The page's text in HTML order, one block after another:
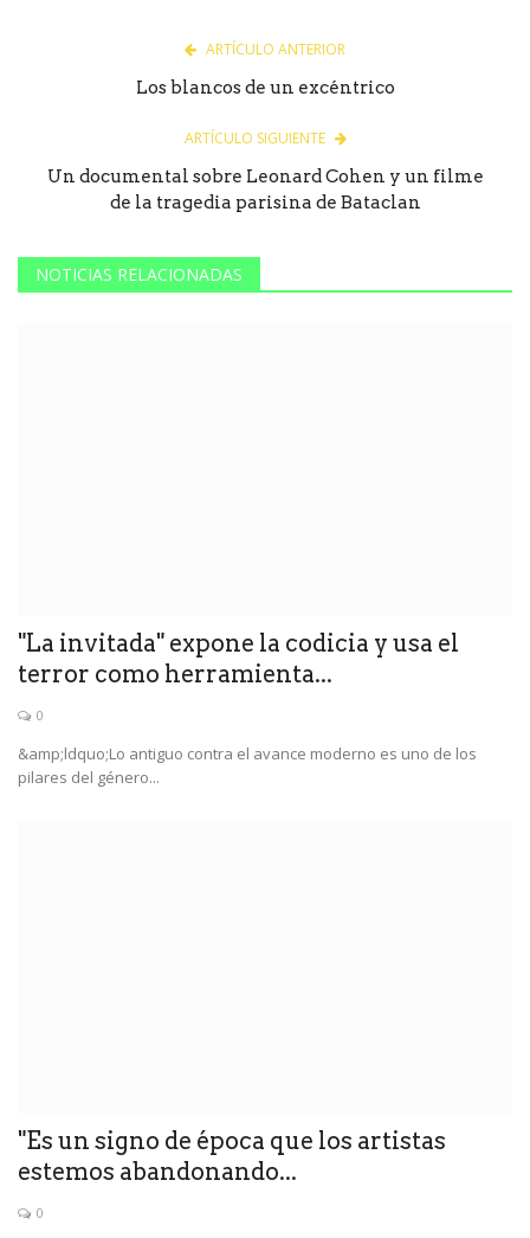
ARTÍCULO ANTERIOR
Los blancos de un excéntrico
ARTÍCULO SIGUIENTE
Un documental sobre Leonard Cohen y un filme
de la tragedia parisina de Bataclan
NOTICIAS RELACIONADAS
"La invitada" expone la codicia y usa el
terror como herramienta...
0
&amp;ldquo;Lo antiguo contra el avance moderno es uno de los
pilares del género...
"Es un signo de época que los artistas
estemos abandonando...
0